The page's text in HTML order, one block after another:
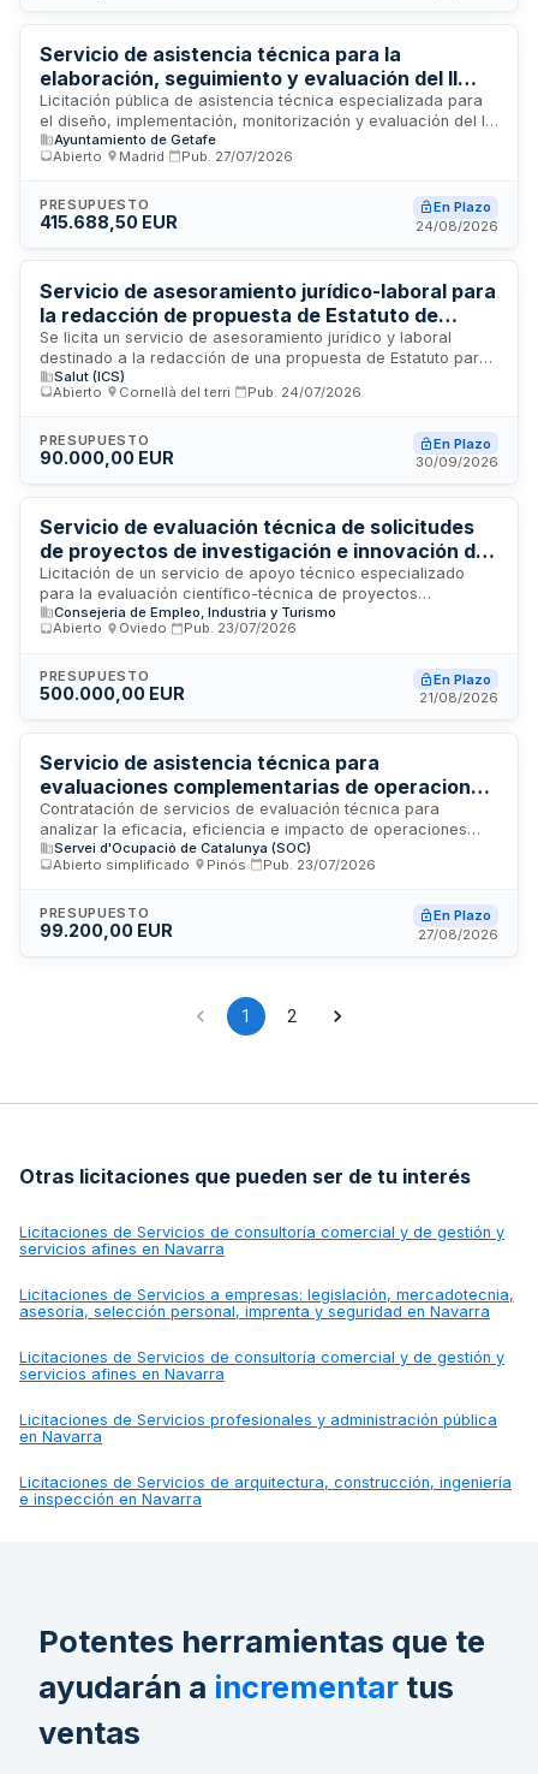
específicas para cada proyecto, con capacidad de
evaluación en sectores como tecnologías de la información,
construcción, energía, industria química y otras
especialidades tecnológicas.
Servicio de asistencia técnica para la
elaboración, seguimiento y evaluación del II
Plan de Inclusión Social y el Observatorio Social
del Ayuntamiento de Getafe
Licitación pública de asistencia técnica especializada para
el diseño, implementación, monitorización y evaluación del II
Plan de Inclusión Social y el funcionamiento del Observatorio
Social del Ayuntamiento de Getafe. El servicio comprende
diagnósticos, diseño de indicadores, seguimiento de
acciones e informes de evaluación de impacto social. La
Ayuntamiento, requiere profesionales con experiencia
demostrada en planificación social, análisis de datos
socioeconómicos y gestión de observatorios municipales.
Ayuntamiento de Getafe
Abierto
Madrid Pub. 27/07/2026
PRESUPUESTO
415.688,50 EUR
En Plazo
24/08/2026
Servicio de asesoramiento jurídico-laboral para
la redacción de propuesta de Estatuto de
profesionales transfronterizos
Se licita un servicio de asesoramiento jurídico y laboral
destinado a la redacción de una propuesta de Estatuto para
profesionales transfronterizos. El contrato, de naturaleza
administrativa, es convocado por la AECT-HC (Agrupación
de contractación pública armonizada europea y española. El
adjudicatario deberá prestar servicios de consultoría
transfronteriza para la elaboración de este marco normativo.
Salut (ICS)
Abierto
Cornellà del terri Pub. 24/07/2026
PRESUPUESTO
90.000,00 EUR
En Plazo
30/09/2026
Servicio de evaluación técnica de solicitudes
de proyectos de investigación e innovación del
Plan de Ciencia y Tecnología del Principado de
Asturias
Licitación de un servicio de apoyo técnico especializado
para la evaluación científico-técnica de proyectos
presentados a convocatorias de ayudas a la investigación,
desarrollo e innovación. La Agencia de Ciencia,
Asturias requiere la elaboración de informes motivados que
sirvan de base para los procesos de concesión de ayudas
independencia, confidencialidad y transparencia en el
cumplimiento de la normativa aplicable.
Consejeria de Empleo, Industria y Turismo
Abierto
Oviedo Pub. 23/07/2026
PRESUPUESTO
500.000,00 EUR
En Plazo
21/08/2026
Servicio de asistencia técnica para
evaluaciones complementarias de operaciones
del Fondo Social Europeo 2021-2027 en
Cataluña
Contratación de servicios de evaluación técnica para
analizar la eficacia, eficiencia e impacto de operaciones
cofinanciadas con recursos del Fondo Social Europeo 2021-
2027 gestionados por la Generalitat de Catalunya. Las
servicios de orientación y apoyo a personas con
discapacidad, medidas activas de inserción laboral para
simplificado con presentación de ofertas mediante sobre
Servei d'Ocupació de Catalunya (SOC)
Abierto simplificado
Pinós Pub. 23/07/2026
PRESUPUESTO
99.200,00 EUR
En Plazo
27/08/2026
1 2
Otras licitaciones que pueden ser de tu interés
Licitaciones de Servicios de consultoría comercial y de gestión y
servicios afines en Navarra
Licitaciones de Servicios a empresas: legislación, mercadotecnia,
asesoría, selección personal, imprenta y seguridad en Navarra
Licitaciones de Servicios de consultoría comercial y de gestión y
servicios afines en Navarra
Licitaciones de Servicios profesionales y administración pública
en Navarra
Licitaciones de Servicios de arquitectura, construcción, ingeniería
e inspección en Navarra
Potentes herramientas que te
ayudarán a incrementar tus
ventas